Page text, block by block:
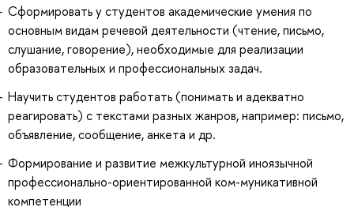
Сформировать у студентов академические умения по
основным видам речевой деятельности (чтение, письмо,
слушание, говорение), необходимые для реализации
образовательных и профессиональных задач.
Научить студентов работать (понимать и адекватно
реагировать) с текстами разных жанров, например: письмо,
объявление, сообщение, анкета и др.
Формирование и развитие межкультурной иноязычной
профессионально-ориентированной ком-муникативной
компетенции